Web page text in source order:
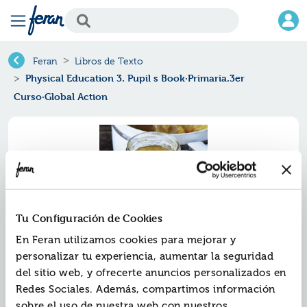
Tu Configuración de Cookies
En Feran utilizamos cookies para mejorar y
personalizar tu experiencia, aumentar la seguridad
del sitio web, y ofrecerte anuncios personalizados en
Redes Sociales. Además, compartimos información
Feran Libros de Texto
Physical Education 3. Pupil s Book·Primaria.3er
Curso·Global Action
Physical education 3. pupil s